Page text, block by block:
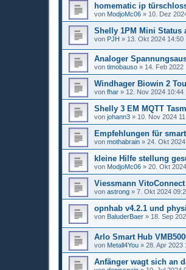
homematic ip
von ModjoMc06 » 10. Dez
Shelly 1PM Mini Status
von PJH » 13. Okt 2024 14:50
Analoger
von timobauso » 14. Feb 2022
Windhager Biowin 2
von fhar » 12. Nov 2024 10:44
Shelly 3 EM MQTT
von johann3 » 10. Nov 2024
Empfehlungen für
von mothabrain » 24. Okt
kleine Hilfe stellung
von ModjoMc06 » 20. Okt
Viessmann
von astrong » 7. Okt 2024
opnhab v4.2.1 und
von BaluderBaer » 18. Sep
Arlo Smart Hub
von Metall4You » 28. Apr 2023
Anfänger wagt sich an